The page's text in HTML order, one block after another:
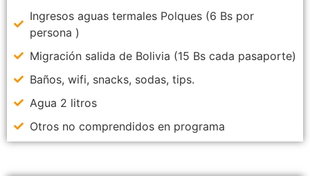
Ingresos aguas termales Polques (6 Bs por
persona )
Migración salida de Bolivia (15 Bs cada pasaporte)
Baños, wifi, snacks, sodas, tips.
Agua 2 litros
Otros no comprendidos en programa